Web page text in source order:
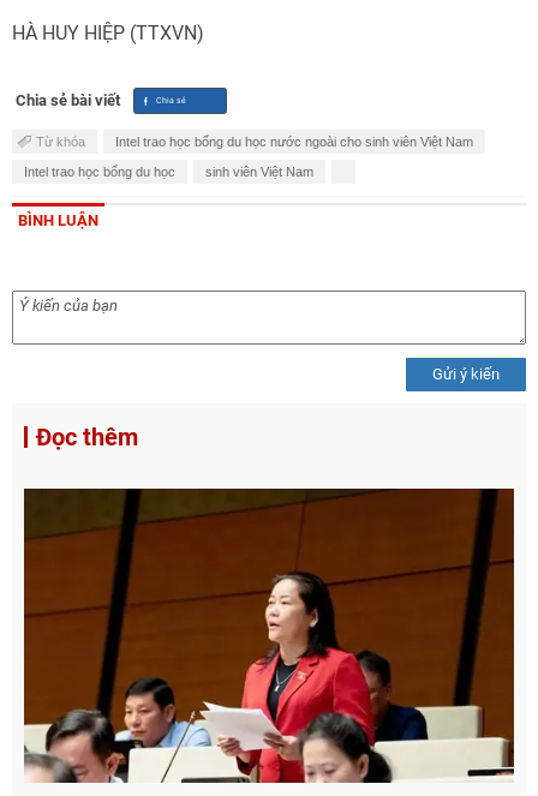
HÀ HUY HIỆP (TTXVN)
Chia sẻ bài viết
Từ khóa Intel trao học bổng du học nước ngoài cho sinh viên Việt Nam
Intel trao học bổng du học sinh viên Việt Nam
BÌNH LUẬN
Gửi ý kiến
Đọc thêm